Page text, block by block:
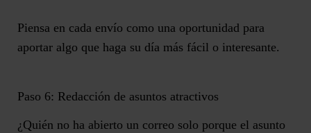
Piensa en cada envío como una oportunidad para
aportar algo que haga su día más fácil o interesante.
Paso 6: Redacción de asuntos atractivos
¿Quién no ha abierto un correo solo porque el asunto